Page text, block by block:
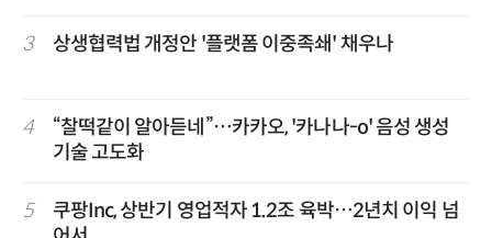
3 상생협력법 개정안 '플랫폼 이중족쇄' 채우나
4
“찰떡같이 알아듣네”…카카오, '카나나-o' 음성 생성
기술 고도화
5
쿠팡Inc, 상반기 영업적자 1.2조 육박…2년치 이익 넘